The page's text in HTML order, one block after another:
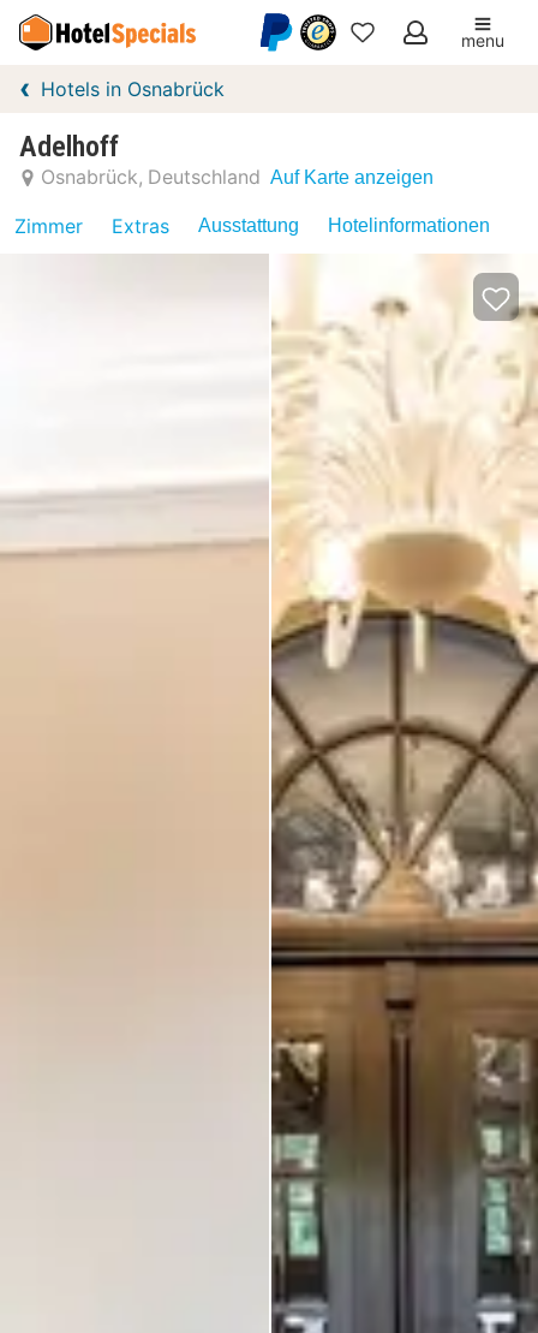
Meine
menu
Hotels in Osnabrück
Adelhoff
Osnabrück Deutschland Auf Karte anzeigen
Zimmer Extras Ausstattung Hotelinformationen